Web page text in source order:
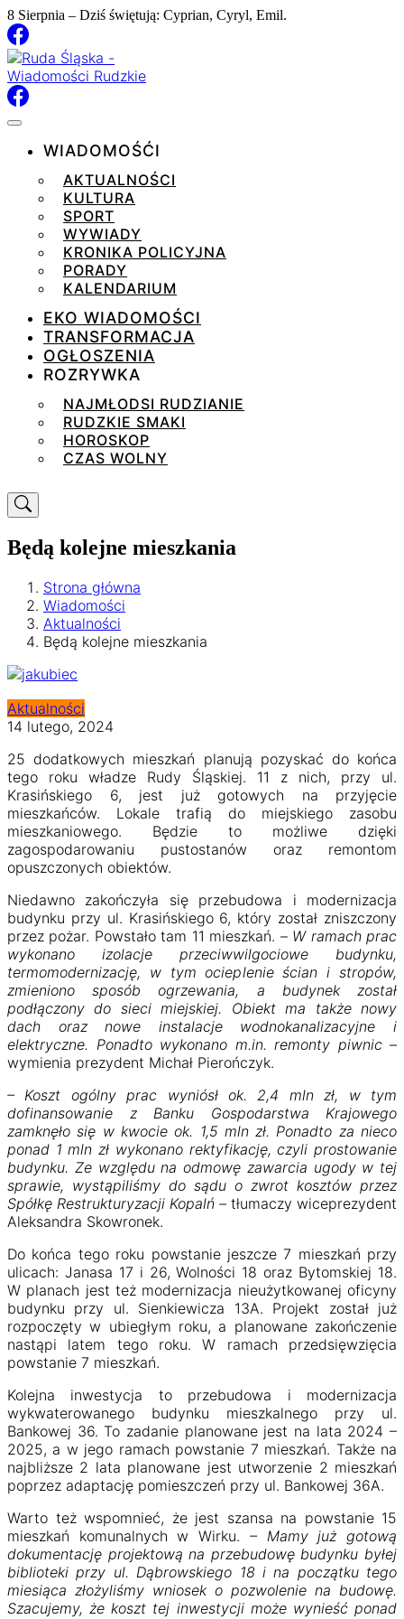
8 Sierpnia – Dziś świętują: Cyprian, Cyryl, Emil.
WIADOMOŚĆI
AKTUALNOŚCI
KULTURA
SPORT
WYWIADY
KRONIKA POLICYJNA
PORADY
KALENDARIUM
EKO WIADOMOŚCI
TRANSFORMACJA
OGŁOSZENIA
ROZRYWKA
NAJMŁODSI RUDZIANIE
RUDZKIE SMAKI
HOROSKOP
CZAS WOLNY
Będą kolejne mieszkania
Strona główna
Wiadomości
Aktualności
Będą kolejne mieszkania
Aktualności
14 lutego, 2024
25 dodatkowych mieszkań planują pozyskać do końca
tego roku władze Rudy Śląskiej. 11 z nich, przy ul.
Krasińskiego 6, jest już gotowych na przyjęcie
mieszkańców. Lokale trafią do miejskiego zasobu
mieszkaniowego. Będzie to możliwe dzięki
zagospodarowaniu pustostanów oraz remontom
opuszczonych obiektów.
Niedawno zakończyła się przebudowa i modernizacja
budynku przy ul. Krasińskiego 6, który został zniszczony
przez pożar. Powstało tam 11 mieszkań. –W ramach prac
wykonano izolacje przeciwwilgociowe budynku,
termomodernizację, w tym ocieplenie ścian i stropów,
zmieniono sposób ogrzewania, a budynek został
podłączony do sieci miejskiej. Obiekt ma także nowy
dach oraz nowe instalacje wodnokanalizacyjne i
elektryczne. Ponadto wykonano m.in. remonty piwnic –
wymienia prezydent Michał Pierończyk.
– Koszt ogólny prac wyniósł ok. 2,4 mln zł, w tym
dofinansowanie z Banku Gospodarstwa Krajowego
zamknęło się w kwocie ok. 1,5 mln zł. Ponadto za nieco
ponad 1 mln zł wykonano rektyfikację, czyli prostowanie
budynku. Ze względu na odmowę zawarcia ugody w tej
sprawie, wystąpiliśmy do sądu o zwrot kosztów przez
Spółkę Restrukturyzacji Kopalń – tłumaczy wiceprezydent
Aleksandra Skowronek.
Do końca tego roku powstanie jeszcze 7 mieszkań przy
ulicach: Janasa 17 i 26, Wolności 18 oraz Bytomskiej 18.
W planach jest też modernizacja nieużytkowanej oficyny
budynku przy ul. Sienkiewicza 13A. Projekt został już
rozpoczęty w ubiegłym roku, a planowane zakończenie
nastąpi latem tego roku. W ramach przedsięwzięcia
powstanie 7 mieszkań.
Kolejna inwestycja to przebudowa i modernizacja
wykwaterowanego budynku mieszkalnego przy ul.
Bankowej 36. To zadanie planowane jest na lata 2024 –
2025, a w jego ramach powstanie 7 mieszkań. Także na
najbliższe 2 lata planowane jest utworzenie 2 mieszkań
poprzez adaptację pomieszczeń przy ul. Bankowej 36A.
Warto też wspomnieć, że jest szansa na powstanie 15
mieszkań komunalnych w Wirku. – Mamy już gotową
dokumentację projektową na przebudowę budynku byłej
biblioteki przy ul. Dąbrowskiego 18 i na początku tego
miesiąca złożyliśmy wniosek o pozwolenie na budowę.
Szacujemy, że koszt tej inwestycji może wynieść ponad